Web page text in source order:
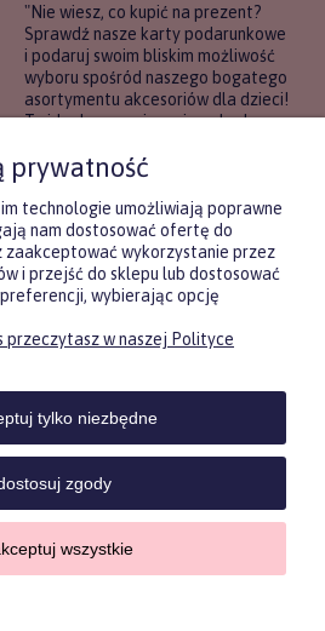
"Nie wiesz, co kupić na prezent?
Sprawdź nasze karty podarunkowe
i podaruj swoim bliskim możliwość
wyboru spośród naszego bogatego
asortymentu akcesoriów dla dzieci!
To idealne rozwiązanie, gdy chcesz
pewności, co będzie najbardziej
trafione.
DOWIEDZ SIĘ WIĘCEJ
KONTAKTPOMOC MOJE
internetowy Shoper.pl
na pierwszyzakup.
prywatność
technologie umożliwiają poprawne
nam dostosować ofertę do
zaakceptować wykorzystanie przez
i przejść do sklepu lub dostosować
wybierając opcję
przeczytasz w naszej Polityce
tylko niezbędne
zgody
wszystkie